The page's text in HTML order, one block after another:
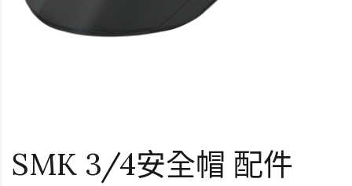
SMK 3/4安全帽 配件